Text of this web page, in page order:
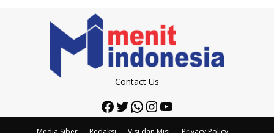
Contact Us
Facebook
Twitter
WhatsApp
Instagram
YouTube